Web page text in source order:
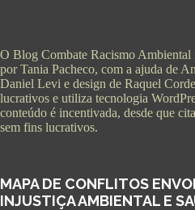
O Blog Combate Racismo Ambiental
por Tania Pacheco, com a ajuda de
Daniel Levi e design de Raquel
lucrativos e utiliza tecnologia
conteúdo é incentivada, desde que
sem fins lucrativos.
MAPA DE CONFLITOS
INJUSTIÇA AMBIENTAL E